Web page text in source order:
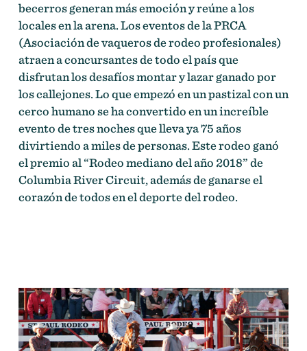
becerros generan más emoción y reúne a los
locales en la arena. Los eventos de la PRCA
(Asociación de vaqueros de rodeo profesionales)
atraen a concursantes de todo el país que
disfrutan los desafíos montar y lazar ganado por
los callejones. Lo que empezó en un pastizal con un
cerco humano se ha convertido en un increíble
evento de tres noches que lleva ya 75 años
divirtiendo a miles de personas. Este rodeo ganó
el premio al “Rodeo mediano del año 2018” de
Columbia River Circuit, además de ganarse el
corazón de todos en el deporte del rodeo.